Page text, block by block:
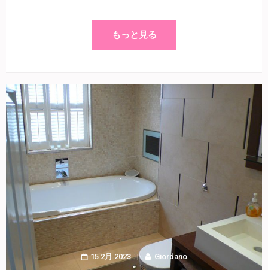
もっと見る
15 2月 2023 Giordano